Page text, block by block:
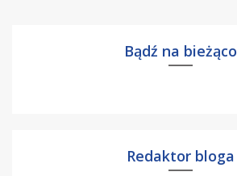
Bądź na bieżąco
Redaktor bloga